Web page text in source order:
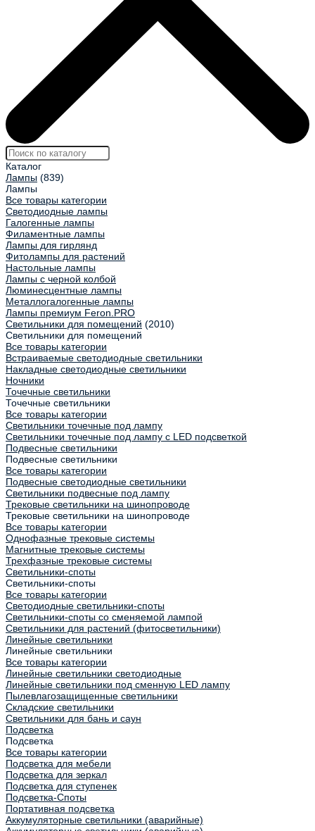
Каталог
Лампы (839)
Лампы
Все товары категории
Светодиодные лампы
Галогенные лампы
Филаментные лампы
Лампы для гирлянд
Фитолампы для растений
Настольные лампы
Лампы с черной колбой
Люминесцентные лампы
Металлогалогенные лампы
Лампы премиум Feron.PRO
Светильники для помещений (2010)
Светильники для помещений
Все товары категории
Встраиваемые светодиодные светильники
Накладные светодиодные светильники
Ночники
Точечные светильники
Точечные светильники
Все товары категории
Светильники точечные под лампу
Светильники точечные под лампу с LED подсветкой
Подвесные светильники
Подвесные светильники
Все товары категории
Подвесные светодиодные светильники
Светильники подвесные под лампу
Трековые светильники на шинопроводе
Трековые светильники на шинопроводе
Все товары категории
Однофазные трековые системы
Магнитные трековые системы
Трехфазные трековые системы
Светильники-споты
Светильники-споты
Все товары категории
Светодиодные светильники-споты
Светильники-споты со сменяемой лампой
Светильники для растений (фитосветильники)
Линейные светильники
Линейные светильники
Все товары категории
Линейные светильники светодиодные
Линейные светильники под сменную LED лампу
Пылевлагозащищенные светильники
Складские светильники
Светильники для бань и саун
Подсветка
Подсветка
Все товары категории
Подсветка для мебели
Подсветка для зеркал
Подсветка для ступенек
Подсветка-Споты
Портативная подсветка
Аккумуляторные светильники (аварийные)